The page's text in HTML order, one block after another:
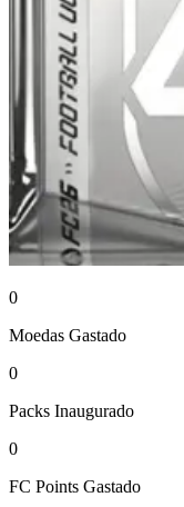
0
Moedas Gastado
0
Packs Inaugurado
0
FC Points Gastado